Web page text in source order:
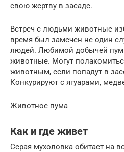
свою жертву в засаде.
Встреч с людьми животные
время был замечен не один
людей. Любимой добычей пум
животные. Могут
животным, если попадут в
Конкурируют с ягуарами,
Животное пума
Как и где живет
Серая мухоловка обитает на